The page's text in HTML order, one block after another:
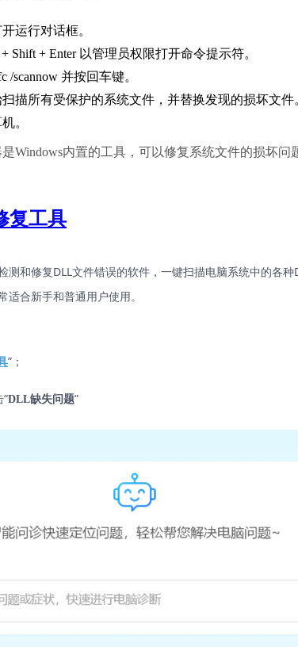
开运行对话框。
+ Shift + Enter 以管理员权限打开命令提示符。
/scannow 并按回车键。
描所有受保护的系统文件，并替换发现的损坏文件
。
Windows内置的工具，可以修复系统文件的损坏
复工具
测和修复DLL文件错误的软件，一键扫描电脑系统中的各
适合新手和普通用户使用。
”；
DLL缺失问题”